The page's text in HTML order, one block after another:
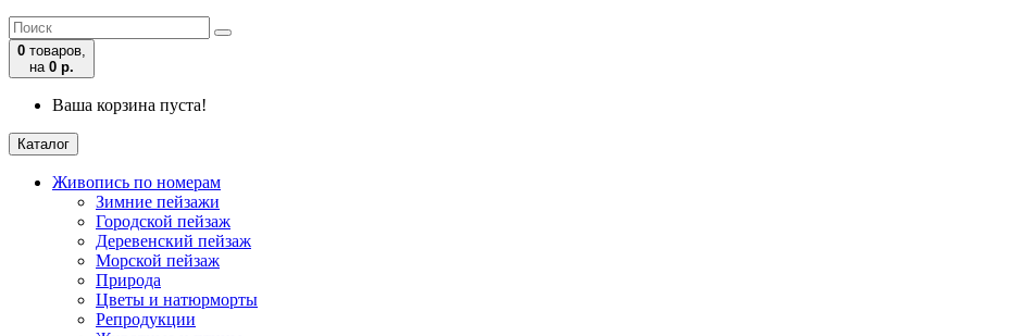
0 товаров,
на 0 р.
Ваша корзина пуста!
Каталог
Живопись по номерам
Зимние пейзажи
Городской пейзаж
Деревенский пейзаж
Морской пейзаж
Природа
Цветы и натюрморты
Репродукции